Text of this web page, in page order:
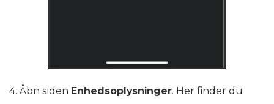
4. Åbn siden Enhedsoplysninger. Her finder du